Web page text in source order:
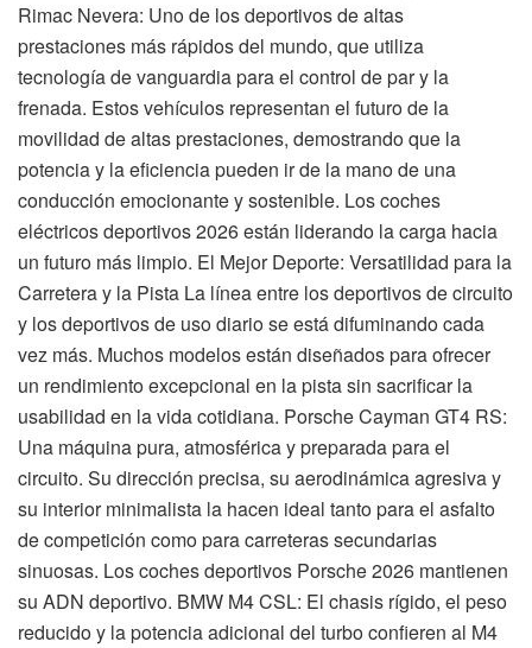
Rimac Nevera: Uno de los deportivos de altas
prestaciones más rápidos del mundo, que utiliza
tecnología de vanguardia para el control de par y la
frenada. Estos vehículos representan el futuro de la
movilidad de altas prestaciones, demostrando que la
potencia y la eficiencia pueden ir de la mano de una
conducción emocionante y sostenible. Los coches
eléctricos deportivos 2026 están liderando la carga hacia
un futuro más limpio. El Mejor Deporte: Versatilidad para la
Carretera y la Pista La línea entre los deportivos de circuito
y los deportivos de uso diario se está difuminando cada
vez más. Muchos modelos están diseñados para ofrecer
un rendimiento excepcional en la pista sin sacrificar la
usabilidad en la vida cotidiana. Porsche Cayman GT4 RS:
Una máquina pura, atmosférica y preparada para el
circuito. Su dirección precisa, su aerodinámica agresiva y
su interior minimalista la hacen ideal tanto para el asfalto
de competición como para carreteras secundarias
sinuosas. Los coches deportivos Porsche 2026 mantienen
su ADN deportivo. BMW M4 CSL: El chasis rígido, el peso
reducido y la potencia adicional del turbo confieren al M4